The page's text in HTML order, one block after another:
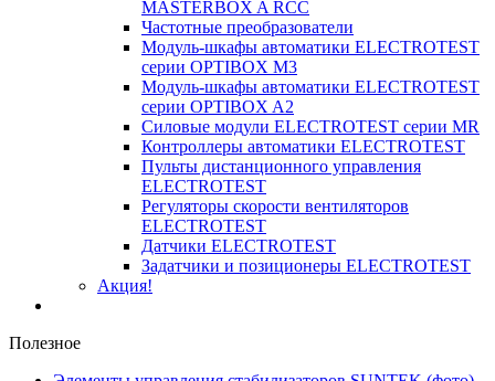
MASTERBOX A RCC
Частотные преобразователи
Модуль-шкафы автоматики ELECTROTEST
серии OPTIBOX M3
Модуль-шкафы автоматики ELECTROTEST
серии OPTIBOX A2
Силовые модули ELECTROTEST серии MR
Контроллеры автоматики ELECTROTEST
Пульты дистанционного управления
ELECTROTEST
Регуляторы скорости вентиляторов
ELECTROTEST
Датчики ELECTROTEST
Задатчики и позиционеры ELECTROTEST
Акция!
Полезное